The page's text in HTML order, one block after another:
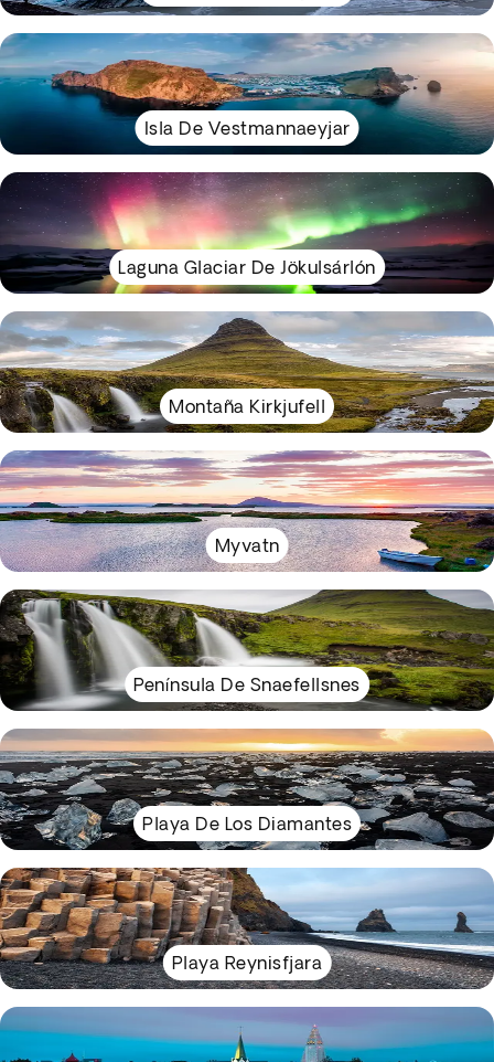
Isla De Vestmannaeyjar
Laguna Glaciar De Jökulsárlón
Montaña Kirkjufell
Myvatn
Península De Snaefellsnes
Playa De Los Diamantes
Playa Reynisfjara